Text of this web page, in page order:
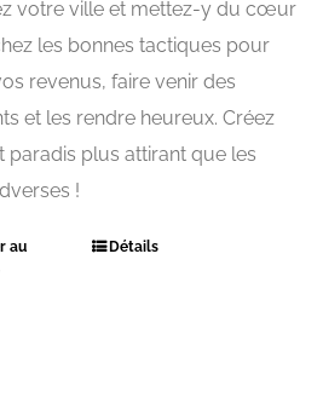
votre ville et mettez-y du cœur
les bonnes tactiques pour
revenus, faire venir des
et les rendre heureux. Créez
paradis plus attirant que les
!
au
Détails